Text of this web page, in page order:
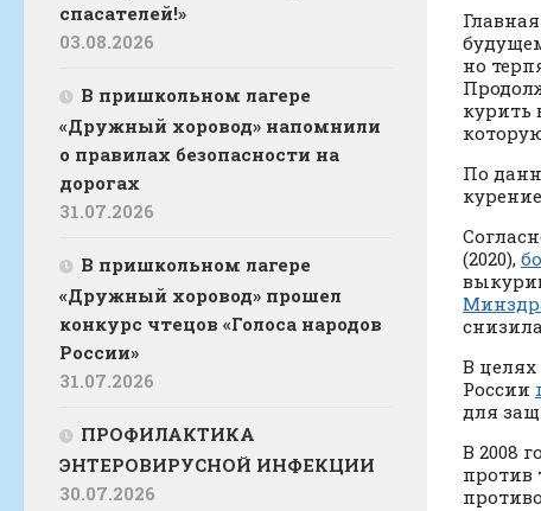
но
курить
По
(2020),
В
России
для
В 2008
против
спасателей!»
03.08.2026
В пришкольном лагере
«Дружный хоровод» напомнили
о правилах безопасности на
дорогах
31.07.2026
В пришкольном лагере
«Дружный хоровод» прошел
конкурс чтецов «Голоса народов
России»
31.07.2026
ПРОФИЛАКТИКА
ЭНТЕРОВИРУСНОЙ ИНФЕКЦИИ
30.07.2026